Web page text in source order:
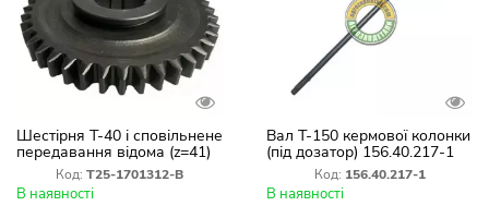
Шестірня Т-40 і сповільнене
передавання відома (z=41)
Т25-1701312-В
Код: Т25-1701312-В
В наявності
Вал Т-150 кермової колонки
(під дозатор) 156.40.217-1
Код: 156.40.217-1
В наявності